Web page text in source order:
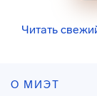
Читать
О МИЭТ